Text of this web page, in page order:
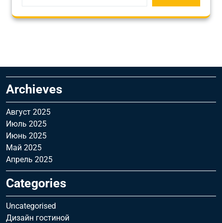
Archieves
Август 2025
Июль 2025
Июнь 2025
Май 2025
Апрель 2025
Categories
Uncategorised
Дизайн гостиной